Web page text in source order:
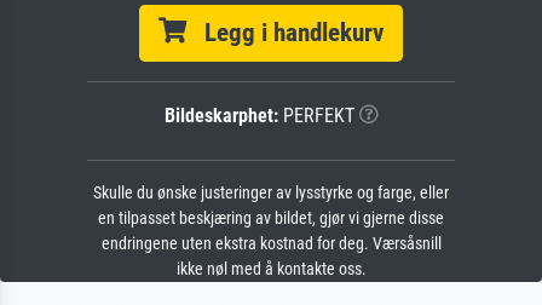
Legg i handlekurv
Bildeskarphet:PERFEKT
Skulle du ønske justeringer av lysstyrke og farge, eller
en tilpasset beskjæring av bildet, gjør vi gjerne disse
endringene uten ekstra kostnad for deg. Værsåsnill
ikke nøl med å kontakte oss.